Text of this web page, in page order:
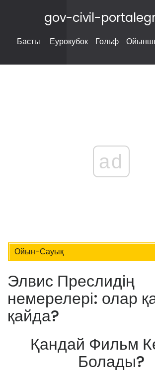
gov-civil-
Басты Еурокубок Гольф
ad
Ойын-Сауық
Элвис Преслидің
немерелері: олар
қайда?
Қандай Фильм
Болады?